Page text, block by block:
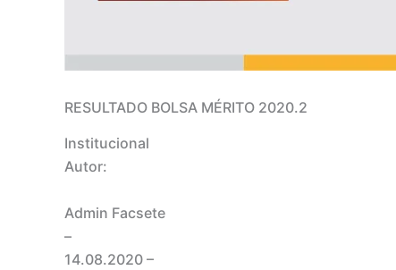
RESULTADO BOLSA MÉRITO 2020.2
Institucional
Autor:
Admin Facsete
–
14.08.2020 –